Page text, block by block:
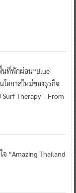
นที่พักผ่อน“Blue
โอกาสใหม่ของธุรกิจ
Surf Therapy – From
จ “Amazing Thailand